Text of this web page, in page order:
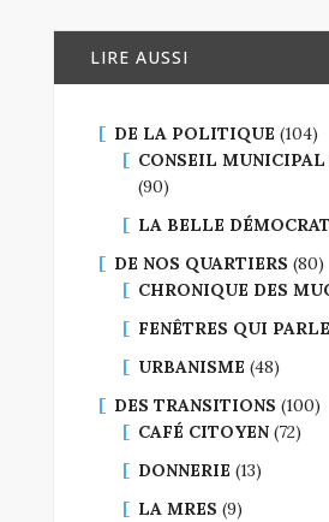
LIRE AUSSI
DE LA POLITIQUE (104)
CONSEIL
(90)
LA BELLE
DE NOS QUARTIERS (80)
CHRONIQUE DES
FENÊTRES QUI
URBANISME (48)
DES TRANSITIONS (100)
CAFÉ CITOYEN (72)
DONNERIE (13)
LA MRES (9)